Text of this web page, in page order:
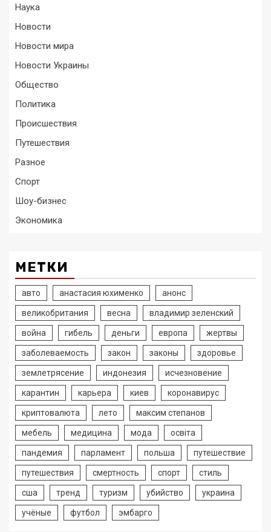
Наука
Новости
Новости мира
Новости Украины
Общество
Политика
Происшествия
Путешествия
Разное
Спорт
Шоу-бизнес
Экономика
МЕТКИ
авто анастасия юхименко анонс
великобритания весна владимир зеленский
война гибель деньги европа жертвы
заболеваемость закон законы здоровье
землетрясение индонезия исчезновение
карантин карьера киев коронавирус
криптовалюта лето максим степанов
мебель медицина мода освіта
пандемия парламент польша путешествие
путешествия смертность спорт стиль
сша тренд туризм убийство украина
учёные футбол эмбарго